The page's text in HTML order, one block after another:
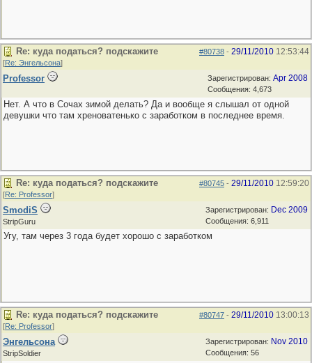
#80738 - 29/11/2010 12:53:44
Re: куда податься? подскажите
[Re: Энгельсона]
Зарегистрирован: Apr 2008
Сообщения: 4,673
Professor
Нет. А что в Сочах зимой делать? Да и вообще я слышал от одной
девушки что там хреноватенько с заработком в последнее время.
#80745 - 29/11/2010 12:59:20
Re: куда податься? подскажите
[Re: Professor]
Зарегистрирован: Dec 2009
Сообщения: 6,911
SmodiS
StripGuru
Угу, там через 3 года будет хорошо с заработком
#80747 - 29/11/2010 13:00:13
Re: куда податься? подскажите
[Re: Professor]
Зарегистрирован: Nov 2010
Сообщения: 56
Энгельсона
StripSoldier